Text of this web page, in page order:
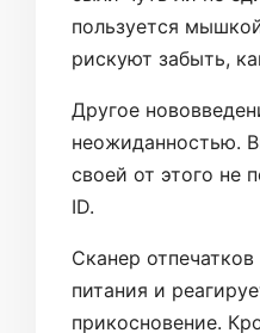
пользуется
рискуют забыть,
Другое
неожиданностью.
своей от этого не
ID.
Сканер
питания и
прикосновение.